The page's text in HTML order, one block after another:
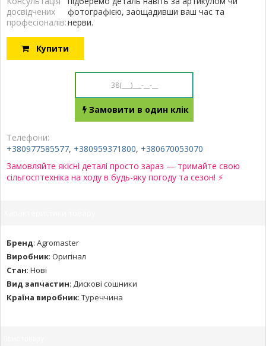
досвідчених
професіоналів:
фотографією, заощадивши ваш час та
нерви.
Купити
Замовити в один клік
Телефони:
+380977585577, +380959371800, +380670053070
Замовляйте якісні деталі просто зараз — тримайте свою
сільгосптехніка на ходу в будь-яку погоду та сезон! ⚡
Бренд: Agromaster
Виробник: Оригінал
Стан: Нові
Вид запчастин: Дискові сошники
Країна виробник: Туреччина